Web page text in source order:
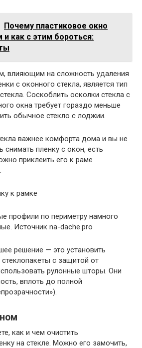
Почему пластиковое окно
и как с этим бороться:
влияющим на сложность удаления
с оконного стекла, является тип
Соскоблить осколки стекла с
окна требует гораздо меньше
обычное стекло с лоджии.
важнее комфорта дома и вы не
снимать пленку с окон, есть
приклеить его к раме
профили по периметру намного
Источник na-dache.pro
решение — это установить
с защитой от
рулонные шторы. Они
вплоть до полной
как и чем очистить
на стекле. Можно его замочить,